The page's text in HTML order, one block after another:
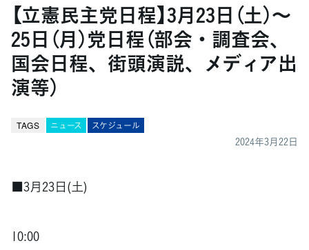
【立憲民主党日程】3月23日（土）〜
25日（月）党日程（部会・調査会、
国会日程、街頭演説、メディア出
演等）
TAGS ニュース スケジュール
2024年3月22日
■3月23日(土)
10:00